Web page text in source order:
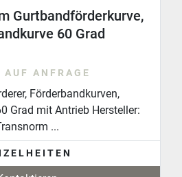
Unterstützung.
Gurtbandförderkurve,
60 Grad
AUF ANFRAGE
Förderbandkurven,
Grad mit Antrieb Hersteller:
...